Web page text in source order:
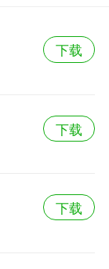
下载
下载
下载